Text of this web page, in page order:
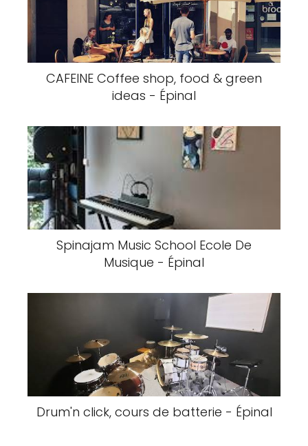
CAFEINE Coffee shop, food & green
ideas - Épinal
Spinajam Music School Ecole De
Musique - Épinal
Drum'n click, cours de batterie - Épinal